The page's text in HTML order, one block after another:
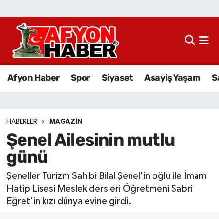
Afyon Haber Spor Siyaset Asayiş Yaşam
HABERLER MAGAZIN
Şenel Ailesinin mutlu
günü
Şeneller Turizm Sahibi Bilal Şenel'in oğlu ile İmam
Hatip Lisesi Meslek dersleri Öğretmeni Sabri
Eğret'in kızı dünya evine girdi.
Afyon Haber
Sağlık
Eğitim
Sivil Toplum